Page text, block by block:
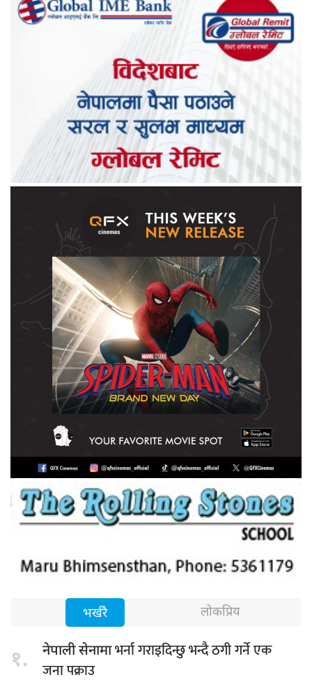
भर्खरै लोकप्रिय
१. नेपाली सेनामाभर्ना गराइदिन्छु भन्दै ठगी गर्ने एक
जना पक्राउ